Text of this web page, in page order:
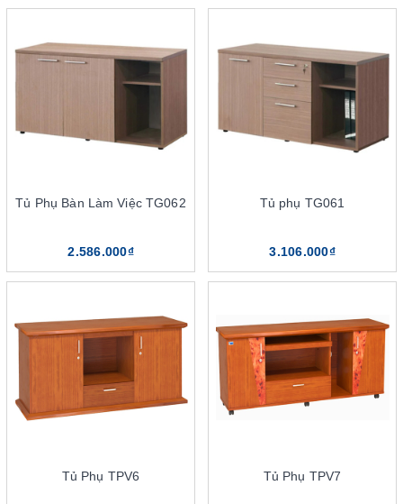
Chia sẻ một số kinh nghiệm khi
mua tủ phụ giám đốc The One
Khi muốn chọn mua tủ phụ cho văn phòng giám đốc, cần cân
nhắc các tiêu chuẩn. Như vậy mới lựa chọn được mẫu tủ phù
kiểu dáng
Tủ Phụ Bàn Làm Việc TG062
2.586.000₫
Tủ phụ TG061
3.106.000₫
Tủ Phụ TPV6 Tủ Phụ TPV7